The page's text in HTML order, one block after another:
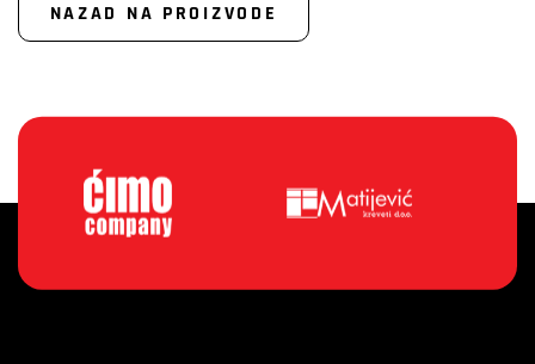
NAZAD NA PROIZVODE